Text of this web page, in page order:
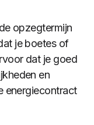
opzegtermijn
je boetes of
dat je goed
en
energiecontract